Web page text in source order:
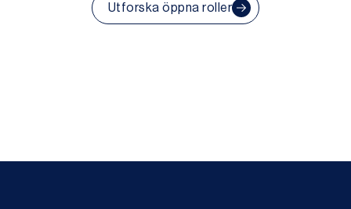
Utforska öppna roller